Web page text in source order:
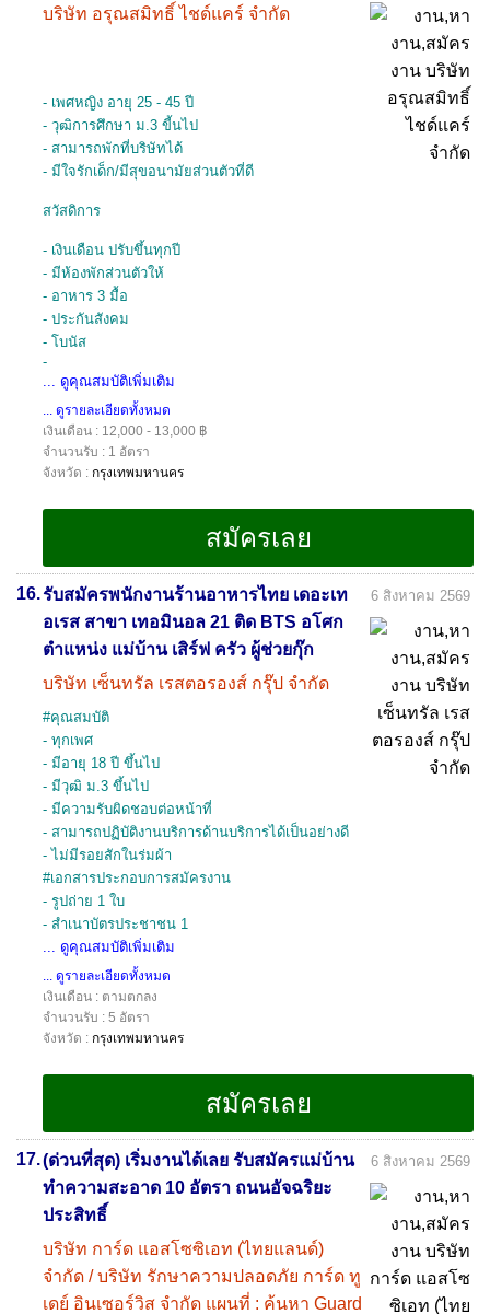
บริษัท อรุณสมิทธิ์ ไชด์แคร์ จำกัด
- เพศหญิง อายุ 25 - 45 ปี
- วุฒิการศึกษา ม.3 ขี้นไป
- สามารถพักที่บริษัทได้
- มีใจรักเด็ก/มีสุขอนามัยส่วนตัวที่ดี
สวัสดิการ
- เงินเดือน ปรับขึ้นทุกปี
- มีห้องพักส่วนตัวให้
- อาหาร 3 มื้อ
- ประกันสังคม
- โบนัส
-
... ดูคุณสมบัติเพิ่มเติม
... ดูรายละเอียดทั้งหมด
เงินเดือน : 12,000 - 13,000 ฿
จำนวนรับ : 1 อัตรา
จังหวัด : กรุงเทพมหานคร
16.รับสมัครพนักงานร้านอาหารไทย เดอะเท
อเรส สาขา เทอมินอล 21 ติด BTS อโศก
ตำแหน่ง แม่บ้าน เสิร์ฟ ครัว ผู้ช่วยกุ๊ก
บริษัท เซ็นทรัล เรสตอรองส์ กรุ๊ป จำกัด
6 สิงหาคม 2569
#คุณสมบัติ
- ทุกเพศ
- มีอายุ 18 ปี ขึ้นไป
- มีวุฒิ ม.3 ขึ้นไป
- มีความรับผิดชอบต่อหน้าที่
- สามารถปฏิบัติงานบริการด้านบริการได้เป็นอย่างดี
- ไม่มีรอยสักในร่มผ้า
#เอกสารประกอบการสมัครงาน
- รูปถ่าย 1 ใบ
- สำเนาบัตรประชาชน 1
... ดูคุณสมบัติเพิ่มเติม
... ดูรายละเอียดทั้งหมด
เงินเดือน : ตามตกลง
จำนวนรับ : 5 อัตรา
จังหวัด : กรุงเทพมหานคร
17.(ด่วนที่สุด) เริ่มงานได้เลย รับสมัครแม่บ้าน
ทำความสะอาด 10 อัตรา ถนนอัจฉริยะ
ประสิทธิ์
บริษัท การ์ด แอสโซซิเอท (ไทยแลนด์)
จำกัด / บริษัท รักษาความปลอดภัย การ์ด ทู
เดย์ อินเซอร์วิส จำกัด แผนที่ : ค้นหา Guard
6 สิงหาคม 2569